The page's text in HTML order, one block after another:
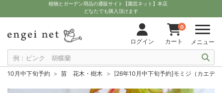
植物とガーデン用品の通販サイト【園芸ネット】本店
どなたでも購入頂けます
ログイン
0
カート メニュー
10月中下旬予約 苗 花木・樹木 [26年10月中下旬予約]モミジ（カエデ